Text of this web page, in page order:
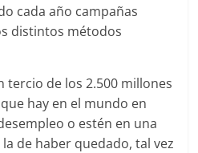
cada año campañas
distintos métodos
tercio de los 2.500 millones
hay en el mundo en
o estén en una
de haber quedado, tal vez